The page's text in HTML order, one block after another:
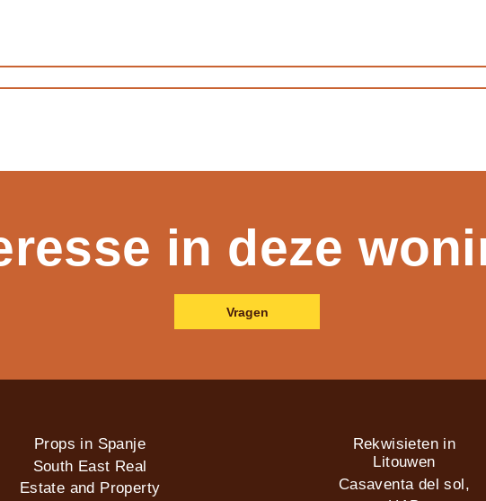
in deze
Vragen
Props in Spanje
South East Real
Estate and Property
Rekwisieten in
Litouwen
Casaventa del sol,